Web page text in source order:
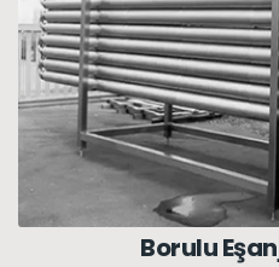
Borulu